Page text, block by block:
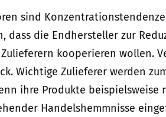
sind
dass die Endhersteller zur
kooperieren wollen.
Wichtige Zulieferer werden
ihre Produkte beispielsweise
Handelshemmnisse